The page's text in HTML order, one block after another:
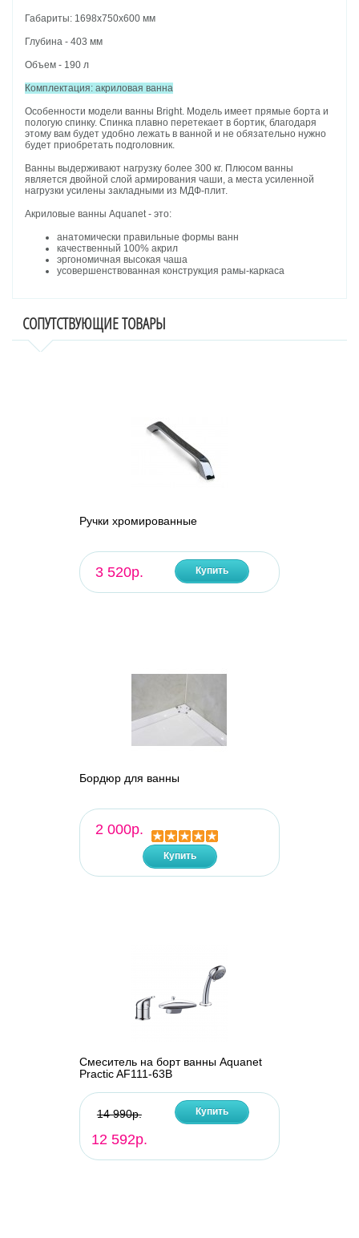
Габариты: 1698х750х600 мм
Глубина - 403 мм
Объем - 190 л
Комплектация: акриловая ванна
Особенности модели ванны Bright. Модель имеет прямые борта и
пологую спинку. Спинка плавно перетекает в бортик, благодаря
этому вам будет удобно лежать в ванной и не обязательно нужно
будет приобретать подголовник.
Ванны выдерживают нагрузку более 300 кг. Плюсом ванны
является двойной слой армирования чаши, а места усиленной
нагрузки усилены закладными из МДФ-плит.
Акриловые ванны Aquanet - это:
анатомически правильные формы ванн
качественный 100% акрил
эргономичная высокая чаша
усовершенствованная конструкция рамы-каркаса
СОПУТСТВУЮЩИЕ ТОВАРЫ
Ручки хромированные
3 520р. Купить
Бордюр для ванны
2 000р.
Купить
Смеситель на борт ванны Aquanet
Practic AF111-63B
14 990р.
12 592р.
Купить